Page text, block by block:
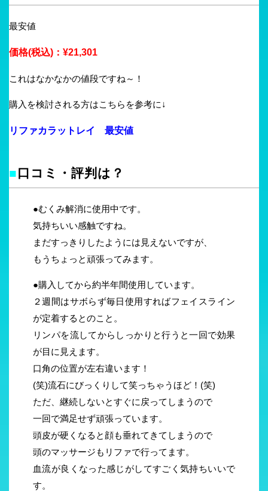
最安値
価格(税込)：¥21,301
これはなかなかの値段ですね～！
購入を検討される方はこちらを参考に↓
リファカラットレイ 最安値
■口コミ・評判は？
●むくみ解消に使用中です。
気持ちいい感触ですね。
まだすっきりしたようには見えないですが、
もうちょっと頑張ってみます。
●購入してから約半年間使用しています。
２週間はサボらず毎日使用すればフェイスライン
が定着するとのこと。
リンパを流してからしっかりと行うと一回で効果
が目に見えます。
口角の位置が左右違います！
(笑)流石にびっくりして笑っちゃうほど！(笑)
ただ、継続しないとすぐに戻ってしまうので
一回で満足せず頑張っています。
頭皮が硬くなると顔も垂れてきてしまうので
頭のマッサージもリファで行ってます。
血流が良くなった感じがしてすごく気持ちいいで
す。